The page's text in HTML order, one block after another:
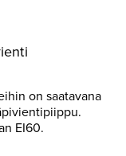
on saatavana
EI60.